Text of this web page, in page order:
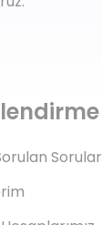
Sorular